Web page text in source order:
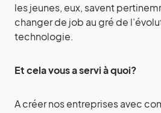
les jeunes, eux, savent
changer de job au gré de
technologie.
Et cela vous a servi à quoi?
A créer nos entreprises avec